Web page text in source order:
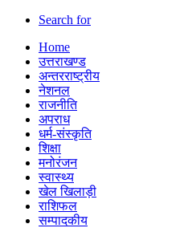
Search for
Home
उत्तराखण्ड
अन्तरराष्ट्रीय
नेशनल
राजनीति
अपराध
धर्म-संस्कृति
शिक्षा
मनोरंजन
स्वास्थ्य
खेल खिलाड़ी
राशिफल
सम्पादकीय